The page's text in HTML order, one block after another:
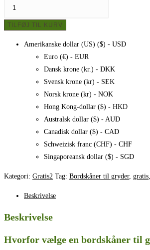
gryder
TILFØJ TIL KURV
Amerikanske dollar (US) ($) - USD
Euro (€) - EUR
Dansk krone (kr.) - DKK
Svensk krone (kr) - SEK
Norsk krone (kr) - NOK
Hong Kong-dollar ($) - HKD
Australsk dollar ($) - AUD
Canadisk dollar ($) - CAD
Schweizisk franc (CHF) - CHF
Singaporeansk dollar ($) - SGD
Kategori: Gratis2 Tag: Bordskåner til gryder, gratis
Beskrivelse
Beskrivelse
Hvorfor vælge en bordskåner til